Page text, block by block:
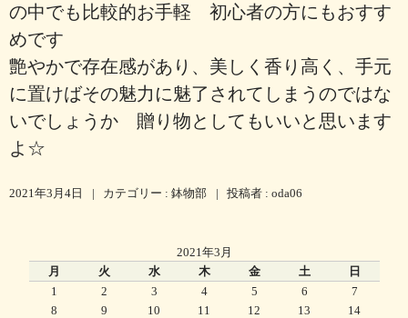
の中でも比較的お手軽 初心者の方にもおすす
めです
艶やかで存在感があり、美しく香り高く、手元
に置けばその魅力に魅了されてしまうのではな
いでしょうか 贈り物としてもいいと思います
よ☆
2021年3月4日 | カテゴリー : 鉢物部 | 投稿者 : oda06
2021年3月
月
火 水 木 金 土 日
1 2 3 4 5 6
7
8
9 10 11 12 13
14